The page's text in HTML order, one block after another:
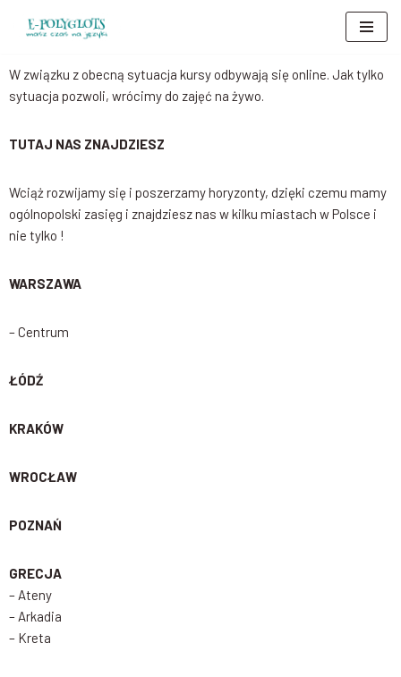
do
treści
W związku z obecną sytuacja kursy odbywają się online. Jak tylko
sytuacja pozwoli, wrócimy do zajęć na żywo.
TUTAJ NAS ZNAJDZIESZ
Wciąż rozwijamy się i poszerzamy horyzonty, dzięki czemu mamy
ogólnopolski zasięg i znajdziesz nas w kilku miastach w Polsce i
nie tylko !
WARSZAWA
– Centrum
ŁÓDŹ
KRAKÓW
WROCŁAW
POZNAŃ
GRECJA
– Ateny
– Arkadia
– Kreta